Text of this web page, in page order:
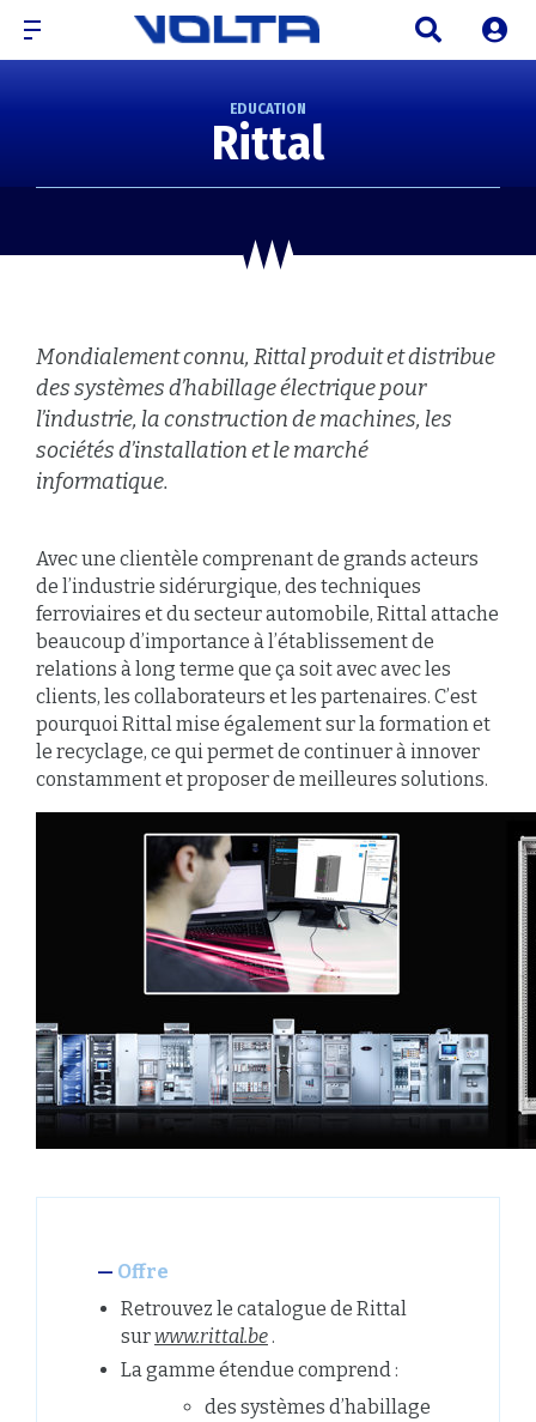
EDUCATION
Rittal
Mondialement connu, Rittal produit et distribue
des systèmes d’habillage électrique pour
l’industrie, la construction de machines, les
sociétés d’installation et le marché
informatique.
Avec une clientèle comprenant de grands acteurs
de l’industrie sidérurgique, des techniques
ferroviaires et du secteur automobile, Rittal attache
beaucoup d’importance à l’établissement de
relations à long terme que ça soit avec avec les
clients, les collaborateurs et les partenaires. C’est
pourquoi Rittal mise également sur la formation et
le recyclage, ce qui permet de continuer à innover
constamment et proposer de meilleures solutions.
Offre
Retrouvez le catalogue de Rittal
surwww.rittal.be.
La gamme étendue comprend :
des systèmes d’habillage